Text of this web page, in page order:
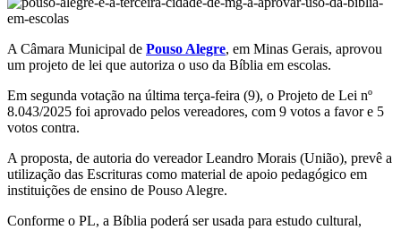
A Câmara Municipal de Pouso Alegre, em Minas Gerais, aprovou
um projeto de lei que autoriza o uso da Bíblia em escolas.
Em segunda votação na última terça-feira (9), o Projeto de Lei nº
8.043/2025 foi aprovado pelos vereadores, com 9 votos a favor e 5
votos contra.
A proposta, de autoria do vereador Leandro Morais (União), prevê a
utilização das Escrituras como material de apoio pedagógico em
instituições de ensino de Pouso Alegre.
Conforme o PL, a Bíblia poderá ser usada para estudo cultural,